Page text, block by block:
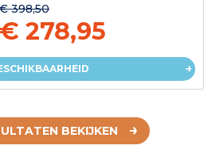
€ 398,50
€ 278,95
BEKIJKEN